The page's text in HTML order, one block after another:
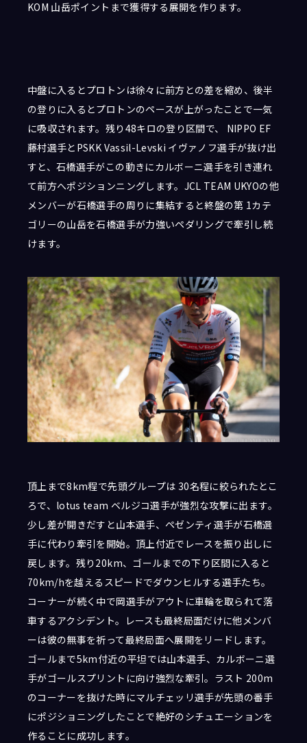
KOM 山岳ポイントまで獲得する展開を作ります。
中盤に入るとプロトンは徐々に前方との差を縮め、後半
の登りに入るとプロトンのペースが上がったことで一気
に吸収されます。残り48キロの登り区間で、 NIPPO EF
藤村選手とPSKK Vassil-Levski イヴァノフ選手が抜け出
すと、石橋選手がこの動きにカルボーニ選手を引き連れ
て前方へポジションニングします。JCL TEAM UKYOの他
メンバーが石橋選手の周りに集結すると終盤の第 1カテ
ゴリーの山岳を石橋選手が力強いペダリングで牽引し続
けます。
頂上まで8km程で先頭グループは 30名程に絞られたとこ
ろで、lotus team ベルジコ選手が強烈な攻撃に出ます。
少し差が開きだすと山本選手、ペゼンティ選手が石橋選
手に代わり牽引を開始。頂上付近でレースを振り出しに
戻します。残り20km、ゴールまでの下り区間に入ると
70km/hを越えるスピードでダウンヒルする選手たち。
コーナーが続く中で岡選手がアウトに車輪を取られて落
車するアクシデント。レースも最終局面だけに他メンバ
ーは彼の無事を祈って最終局面へ展開をリードします。
ゴールまで5km付近の平坦では山本選手、カルボーニ選
手がゴールスプリントに向け強烈な牽引。ラスト 200m
のコーナーを抜けた時にマルチェッリ選手が先頭の番手
にポジショニングしたことで絶好のシチュエーションを
作ることに成功します。